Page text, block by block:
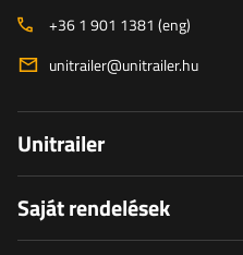
+36 1 901 1381 (eng)
unitrailer@unitrailer.hu
Unitrailer
Saját rendelések